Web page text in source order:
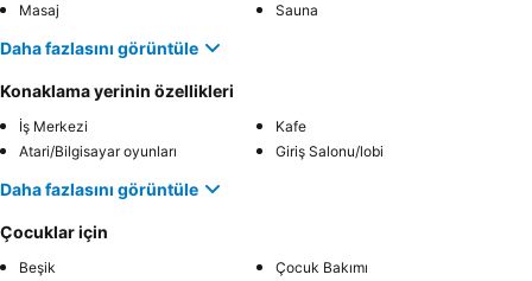
Masaj
Sauna
Daha fazlasını görüntüle
Konaklama yerinin özellikleri
İş Merkezi
Kafe
Atari/Bilgisayar oyunları
Giriş Salonu/lobi
Daha fazlasını görüntüle
Çocuklar için
Beşik
Çocuk Bakımı